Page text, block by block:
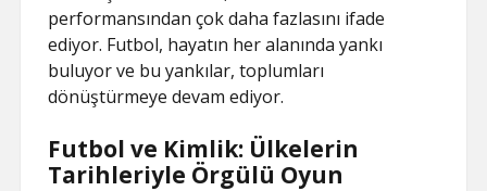
performansından çok daha fazlasını ifade
ediyor. Futbol, hayatın her alanında yankı
buluyor ve bu yankılar, toplumları
dönüştürmeye devam ediyor.
Futbol ve Kimlik: Ülkelerin
Tarihleriyle Örgülü Oyun